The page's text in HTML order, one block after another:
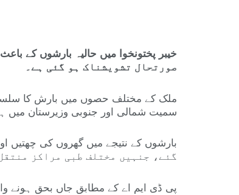
صورتحال تشویشناک ہو گئی ہے۔
ملک کے مختلف حصوں میں بارش کا سلسلہ
سمیت شمالی اور جنوبی وزیرستان میں
گئے، جنہیں مختلف طبی مراکز
پی ڈی ایم اے کے مطابق جاں بحق ہونے والوں میں 8 بچے اور ایک خاتون شامل ہیں، جو اس سانحے کی